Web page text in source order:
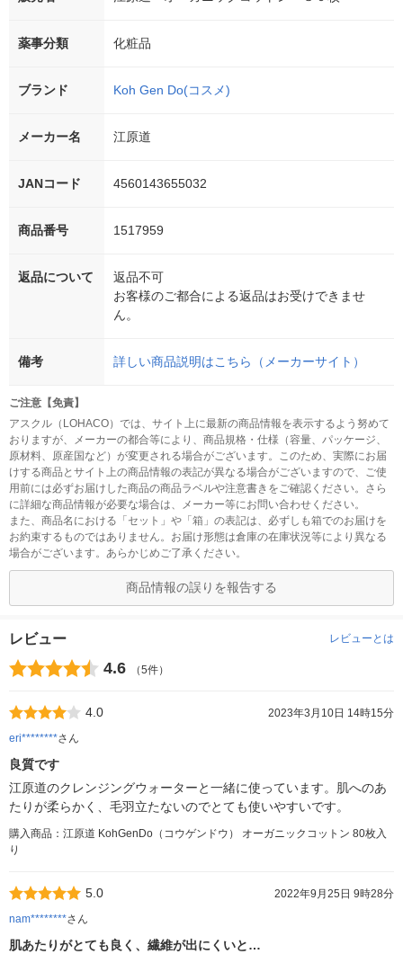
薬事分類 化粧品
ブランド Koh Gen Do(コスメ)
メーカー名 江原道
JANコード 4560143655032
商品番号 1517959
返品について
返品不可
お客様のご都合による返品はお受けできませ
ん。
備考 詳しい商品説明はこちら（メーカーサイト）
ご注意【免責】
アスクル（LOHACO）では、サイト上に最新の商品情報を表示するよう努めて
おりますが、メーカーの都合等により、商品規格・仕様（容量、パッケージ、
原材料、原産国など）が変更される場合がございます。このため、実際にお届
けする商品とサイト上の商品情報の表記が異なる場合がございますので、ご使
用前には必ずお届けした商品の商品ラベルや注意書きをご確認ください。さら
に詳細な商品情報が必要な場合は、メーカー等にお問い合わせください。
また、商品名における「セット」や「箱」の表記は、必ずしも箱でのお届けを
お約束するものではありません。お届け形態は倉庫の在庫状況等により異なる
場合がございます。あらかじめご了承ください。
商品情報の誤りを報告する
レビュー レビューとは
4.6 （5件）
4.0
2023年3月10日 14時15分
eri********さん
良質です
江原道のクレンジングウォーターと一緒に使っています。肌へのあ
たりが柔らかく、毛羽立たないのでとても使いやすいです。
購入商品：江原道 KohGenDo（コウゲンドウ） オーガニックコットン 80枚入
り
5.0
2022年9月25日 9時28分
nam********さん
肌あたりがとても良く、繊維が出にくいと…